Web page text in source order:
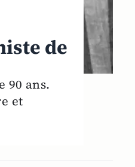
de
90 ans.
et